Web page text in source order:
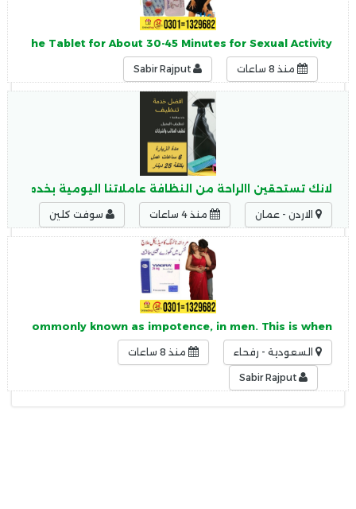
the Tablet for About 30-45 Minutes for Sexual Activity.
منذ 8 ساعات
لانك تستحقين االراحة من النظافة عاملاتنا اليومية بخدمتك
الاردن - عمان منذ 4 ساعات سوفت كلين
commonly known as impotence, in men. This is when
السعودية - رفحاء منذ 8 ساعات